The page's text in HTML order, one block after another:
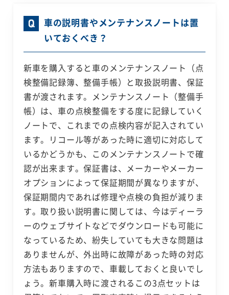
車の説明書やメンテナンスノートは置
いておくべき？
新車を購入すると車のメンテナンスノート（点
検整備記録簿、整備手帳）と取扱説明書、保証
書が渡されます。メンテナンスノート（整備手
帳）は、車の点検整備をする度に記録していく
ノートで、これまでの点検内容が記入されてい
ます。リコール等があった時に適切に対応して
いるかどうかも、このメンテナンスノートで確
認が出来ます。保証書は、メーカーやメーカー
オプションによって保証期間が異なりますが、
保証期間内であれば修理や点検の負担が減りま
す。取り扱い説明書に関しては、今はディーラ
ーのウェブサイトなどでダウンロードも可能に
なっているため、紛失していても大きな問題は
ありませんが、外出時に故障があった時の対応
方法もありますので、車載しておくと良いでし
ょう。新車購入時に渡されるこの3点セットは